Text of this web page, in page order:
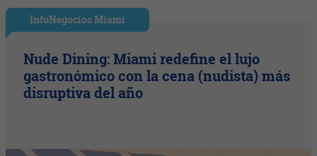
InfoNegocios Miami
Nude Dining: Miami redefine el lujo
gastronómico con la cena (nudista) más
disruptiva del año